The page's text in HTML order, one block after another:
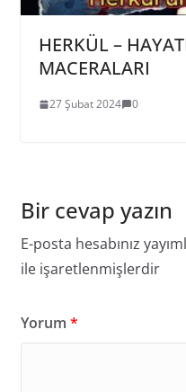
HERKÜL –
MACERALARI
27 Şubat 2024 0
Bir cevap yazın
E-posta hesabınız
ile işaretlenmişlerdir
Yorum *